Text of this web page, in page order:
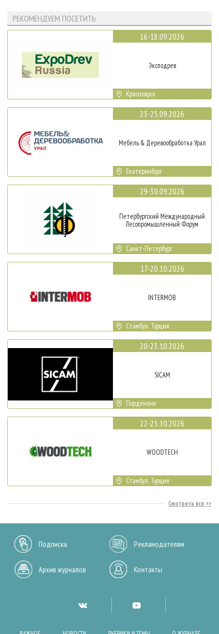
РЕКОМЕНДУЕМ ПОСЕТИТЬ
16-18.09.2026
Эксподрев
Красноярск
23-25.09.2026
Мебель & Деревообработка Урал
Екатеринбург
29-30.09.2026
Петербургский Международный
Лесопромышленный Форум
Санкт-Петербург
17-20.10.2026
INTERMOB
Стамбул, Турция
20-23.10.2026
SICAM
Порденоне
22-25.10.2026
WOODTECH
Стамбул, Турция
Смотреть все
Подписка Рекламодателям
Архив журналов Контакты